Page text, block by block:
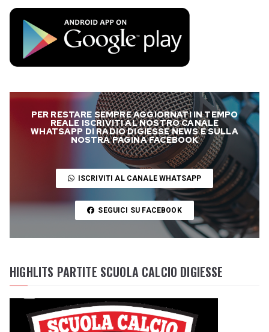
PER RESTARE SEMPRE AGGIORNATI IN TEMPO
REALE ISCRIVITI AL NOSTRO CANALE
WHATSAPP DI RADIO DIGIESSE NEWS E SULLA
NOSTRA PAGINA FACEBOOK
ISCRIVITI AL CANALE WHATSAPP
SEGUICI SU FACEBOOK
HIGHLITS PARTITE SCUOLA CALCIO DIGIESSE